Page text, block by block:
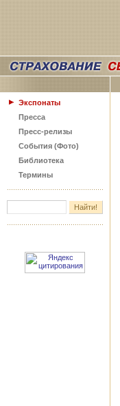
Экспонаты
Пресса
Пресс-релизы
События (Фото)
Библиотека
Термины